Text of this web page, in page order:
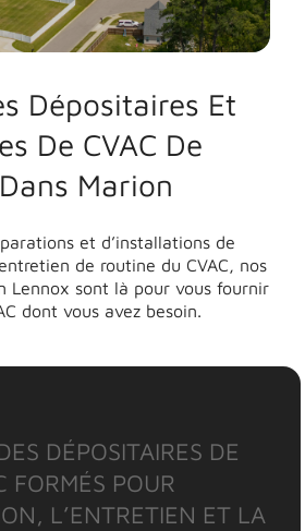
Dépositaires Et
De CVAC De
Marion
et d’installations de
de routine du CVAC, nos
Lennox sont là pour vous fournir
dont vous avez besoin.
DÉPOSITAIRES DE
FORMÉS POUR
L’ENTRETIEN ET LA